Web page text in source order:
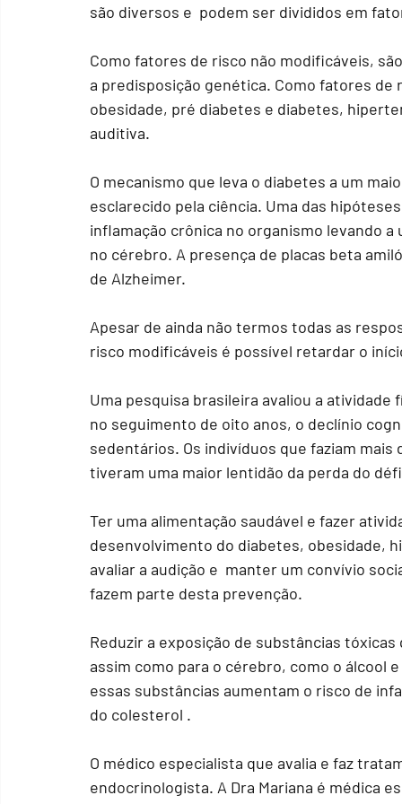
são diversos e  podem ser divididos em
Como fatores de risco não modificáveis,
a predisposição genética. Como fatores
obesidade, pré diabetes e diabetes,
auditiva.
O mecanismo que leva o diabetes a um
esclarecido pela ciência. Uma das
inflamação crônica no organismo levando
no cérebro. A presença de placas beta
de Alzheimer.
Apesar de ainda não termos todas as
risco modificáveis é possível retardar o
Uma pesquisa brasileira avaliou a
no seguimento de oito anos, o declínio
sedentários. Os indivíduos que faziam
tiveram uma maior lentidão da perda do
Ter uma alimentação saudável e fazer
desenvolvimento do diabetes, obesidade,
avaliar a audição e  manter um convívio
fazem parte desta prevenção.
Reduzir a exposição de substâncias
assim como para o cérebro, como o álcool
essas substâncias aumentam o risco de
do colesterol .
O médico especialista que avalia e faz
endocrinologista. A Dra Mariana é médica